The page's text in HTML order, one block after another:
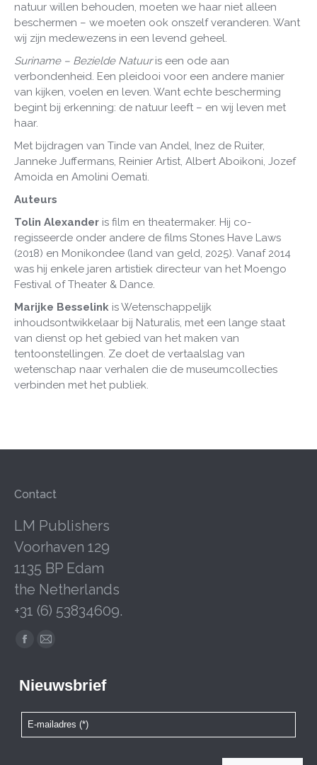
natuur willen behouden, moeten we haar niet alleen
beschermen – we moeten ook onszelf veranderen. Want
wij zijn medewezens in een levend geheel.
Suriname – Bezielde Natuuris een ode aan
verbondenheid. Een pleidooi voor een andere manier
van kijken, voelen en leven. Want echte bescherming
begint bij erkenning: de natuur leeft – en wij leven met
haar.
Met bijdragen van Tinde van Andel, Inez de Ruiter,
Janneke Juffermans, Reinier Artist, Albert Aboikoni, Jozef
Amoida en Amolini Oemati.
Auteurs
Tolin Alexander is film en theatermaker. Hij co-
regisseerde onder andere de films Stones Have Laws
(2018) en Monikondee (land van geld, 2025). Vanaf 2014
was hij enkele jaren artistiek directeur van het Moengo
Festival of Theater & Dance.
Marijke Besselink is Wetenschappelijk
inhoudsontwikkelaar bij Naturalis, met een lange staat
van dienst op het gebied van het maken van
tentoonstellingen. Ze doet de vertaalslag van
wetenschap naar verhalen die de museumcollecties
verbinden met het publiek.
Contact
LM Publishers
Voorhaven 129
1135 BP Edam
the Netherlands
+31 (6) 53834609.
opens
new
window
opens
new
window